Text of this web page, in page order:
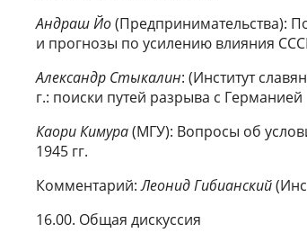
Андраш Йо(Предпринимательства):
и прогнозы по усилению влияния
Александр Стыкалин: (Институт
г.: поиски путей разрыва с Германией
Каори Кимура(МГУ): Вопросы об
1945 гг.
Комментарий:Леонид Гибианский
16.00. Общая дискуссия